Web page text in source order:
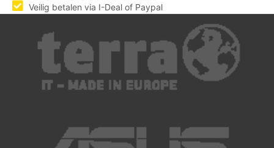
Veilig betalen via I-Deal of Paypal